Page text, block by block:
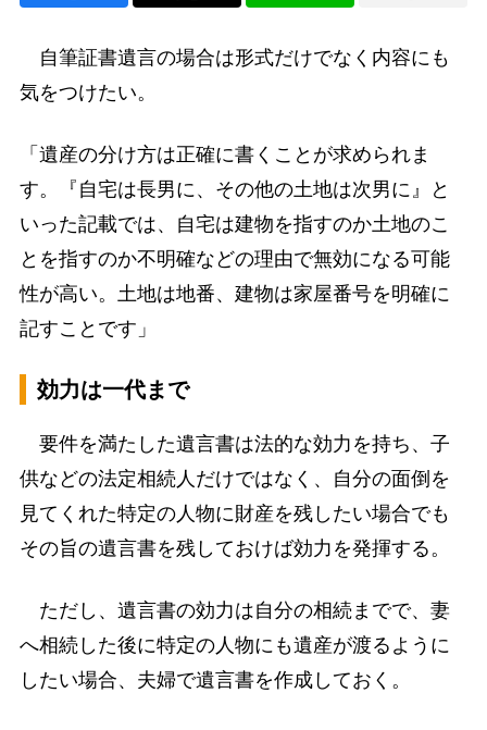
自筆証書遺言の場合は形式だけでなく内容にも
気をつけたい。
「遺産の分け方は正確に書くことが求められま
す。『自宅は長男に、その他の土地は次男に』と
いった記載では、自宅は建物を指すのか土地のこ
とを指すのか不明確などの理由で無効になる可能
性が高い。土地は地番、建物は家屋番号を明確に
記すことです」
効力は一代まで
要件を満たした遺言書は法的な効力を持ち、子
供などの法定相続人だけではなく、自分の面倒を
見てくれた特定の人物に財産を残したい場合でも
その旨の遺言書を残しておけば効力を発揮する。
ただし、遺言書の効力は自分の相続までで、妻
へ相続した後に特定の人物にも遺産が渡るように
したい場合、夫婦で遺言書を作成しておく。